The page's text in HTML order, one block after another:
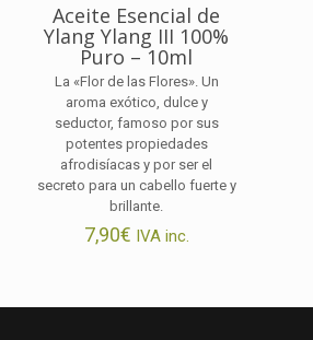
Aceite Esencial de
Ylang Ylang III 100%
Puro – 10ml
La «Flor de las Flores». Un
aroma exótico, dulce y
seductor, famoso por sus
potentes propiedades
afrodisíacas y por ser el
secreto para un cabello fuerte y
brillante.
7,90€ IVA inc.